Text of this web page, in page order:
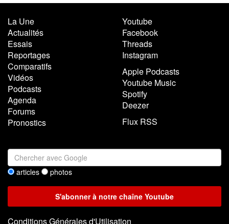
La Une
Actualités
Essais
Reportages
Comparatifs
Vidéos
Podcasts
Agenda
Forums
Pronostics
Youtube
Facebook
Threads
Instagram
Apple Podcasts
Youtube Music
Spotify
Deezer
Flux RSS
articles photos
Conditions Générales d'Utilisation